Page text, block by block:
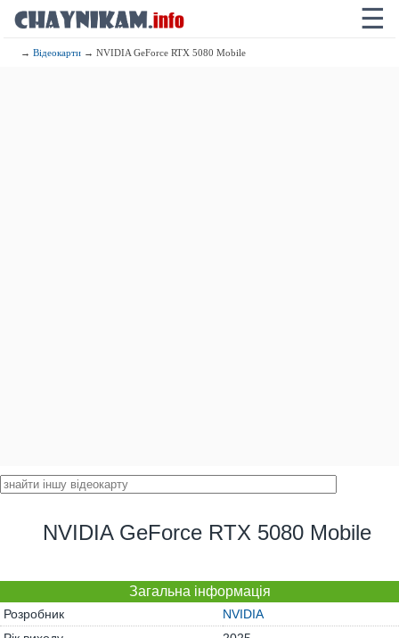
☰
→Відеокарти → NVIDIA GeForce RTX 5080 Mobile
NVIDIA GeForce RTX 5080 Mobile
Загальна інформація
Розробник
NVIDIA